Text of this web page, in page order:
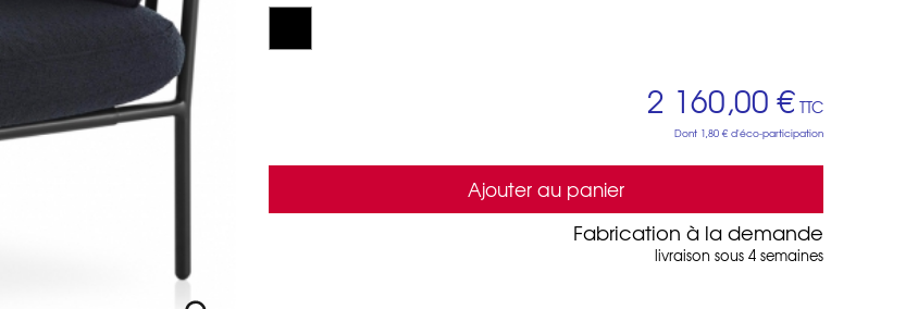
2 160,00 € TTC
Dont 1,80 € d'éco-participation
Ajouter au panier
Fabrication à la demande
livraison sous 4 semaines